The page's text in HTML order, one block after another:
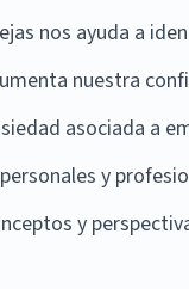
nos ayuda a
nuestra
asociada a
y
y